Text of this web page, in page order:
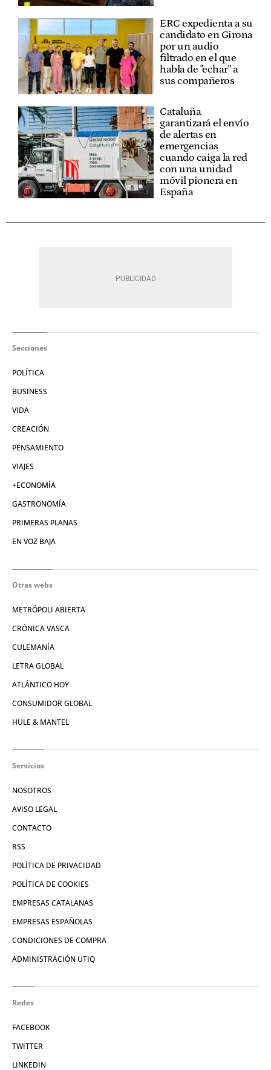
ERC expedienta a su
candidato en Girona
por un audio
filtrado en el que
habla de "echar" a
sus compañeros
Cataluña
garantizará el envío
de alertas en
emergencias
cuando caiga la red
con una unidad
móvil pionera en
España
Secciones
POLÍTICA
BUSINESS
VIDA
CREACIÓN
PENSAMIENTO
VIAJES
+ECONOMÍA
GASTRONOMÍA
PRIMERAS PLANAS
EN VOZ BAJA
Otras webs
METRÓPOLI ABIERTA
CRÓNICA VASCA
CULEMANÍA
LETRA GLOBAL
ATLÁNTICO HOY
CONSUMIDOR GLOBAL
HULE & MANTEL
Servicios
NOSOTROS
AVISO LEGAL
CONTACTO
RSS
POLÍTICA DE PRIVACIDAD
POLÍTICA DE COOKIES
EMPRESAS CATALANAS
EMPRESAS ESPAÑOLAS
CONDICIONES DE COMPRA
ADMINISTRACIÓN UTIQ
Redes
FACEBOOK
TWITTER
LINKEDIN